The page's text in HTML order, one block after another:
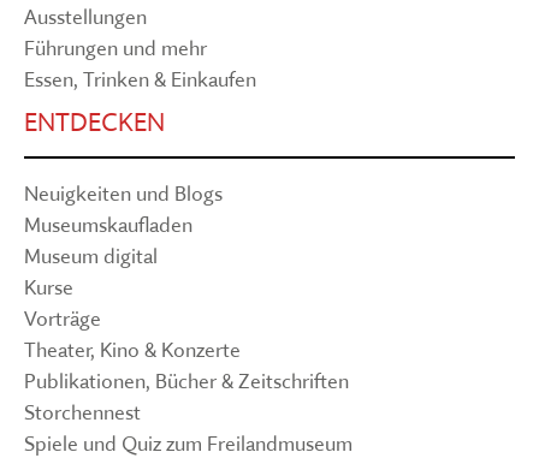
Ausstellungen
Führungen und mehr
Essen, Trinken & Einkaufen
ENTDECKEN
Neuigkeiten und Blogs
Museumskaufladen
Museum digital
Kurse
Vorträge
Theater, Kino & Konzerte
Publikationen, Bücher & Zeitschriften
Storchennest
Spiele und Quiz zum Freilandmuseum